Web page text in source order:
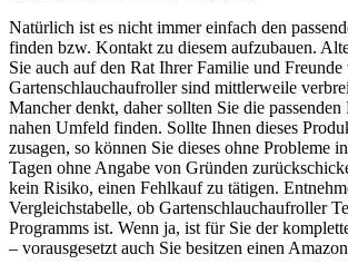
Natürlich ist es nicht immer einfach den
finden bzw. Kontakt zu diesem aufzubauen.
Sie auch auf den Rat Ihrer Familie und Freunde
Gartenschlauchaufroller sind mittlerweile
Mancher denkt, daher sollten Sie die
nahen Umfeld finden. Sollte Ihnen dieses
zusagen, so können Sie dieses ohne Probleme
Tagen ohne Angabe von Gründen
kein Risiko, einen Fehlkauf zu tätigen.
Vergleichstabelle, ob Gartenschlauchaufroller
Programms ist. Wenn ja, ist für Sie der
– vorausgesetzt auch Sie besitzen einen